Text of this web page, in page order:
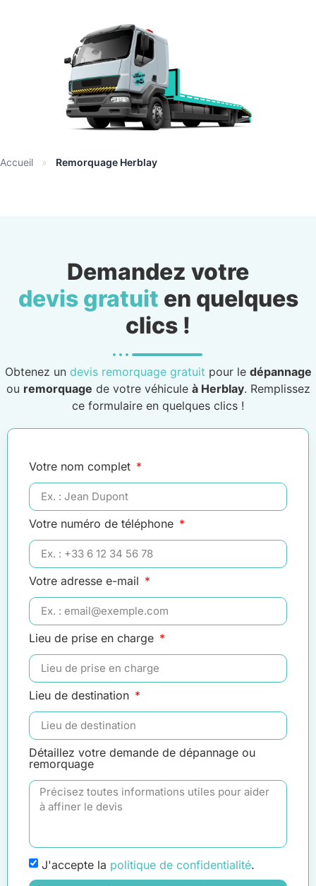
Accueil » Remorquage Herblay
Demandez votre
devis gratuit en quelques
clics !
Obtenez un devis remorquage gratuit pour le dépannage
ou remorquage de votre véhicule à Herblay. Remplissez
ce formulaire en quelques clics !
Votre nom complet
Votre numéro de téléphone
Votre adresse e-mail
Lieu de prise en charge
Lieu de destination
Détaillez votre demande de dépannage ou
remorquage
J'accepte la politique de confidentialité.